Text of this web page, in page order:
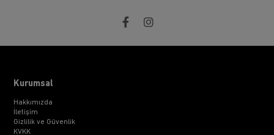
Kurumsal
Hakkımızda
İletişim
Gizlilik ve Güvenlik
KVKK